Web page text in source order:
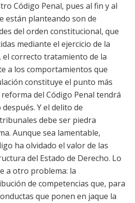
Código Penal, pues al fin y al
están planteando son de
del orden constitucional, que
mediante el ejercicio de la
el correcto tratamiento de la
a los comportamientos que
constituye el punto más
del Código Penal tendrá
Y el delito de
debe ser piedra
Aunque sea lamentable,
ha olvidado el valor de las
del Estado de Derecho. Lo
a otro problema: la
de competencias que, para
que ponen en jaque la